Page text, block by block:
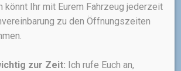
TOPEAK
Topeak X-Tool+
Tool+ für den Minimalisten
könnt Ihr mit Eurem Fahrzeug jederzeit
zu den Öffnungszeiten
zur Zeit: Ich rufe Euch an,